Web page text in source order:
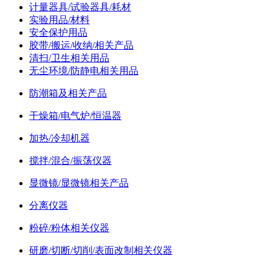
计量器具/试验器具/耗材
实验用品/材料
安全保护用品
胶带/搬运/收纳/相关产品
清扫/卫生相关用品
无尘环境/防静电相关用品
防潮箱及相关产品
干燥箱/电气炉/恒温器
加热/冷却机器
搅拌/混合/振荡仪器
显微镜/显微镜相关产品
分离仪器
粉碎/粉体相关仪器
研磨/切断/切削/表面改制相关仪器